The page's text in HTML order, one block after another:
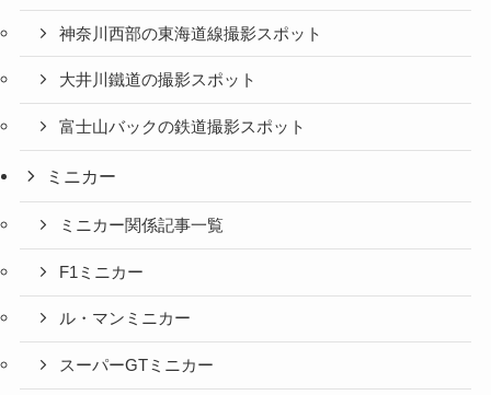
神奈川西部の東海道線撮影スポット
大井川鐵道の撮影スポット
富士山バックの鉄道撮影スポット
ミニカー
ミニカー関係記事一覧
F1ミニカー
ル・マンミニカー
スーパーGTミニカー